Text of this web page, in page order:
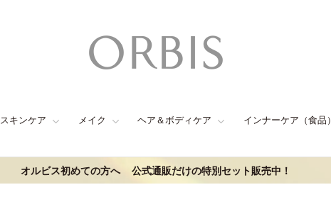
スキンケア メイク ヘア＆ボディケア インナーケア（食品）
オルビス初めての方へ 公式通販だけの特別セット販売中！